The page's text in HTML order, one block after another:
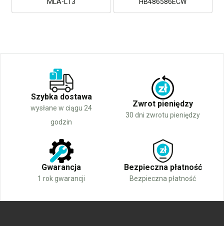
Szybka dostawa
wysłane w ciągu 24
godzin
Zwrot pieniędzy
30 dni zwrotu pieniędzy
Gwarancja
1 rok gwarancji
Bezpieczna płatność
Bezpieczna płatność